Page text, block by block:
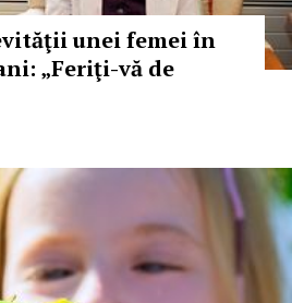
unei femei în
„Feriţi-vă de